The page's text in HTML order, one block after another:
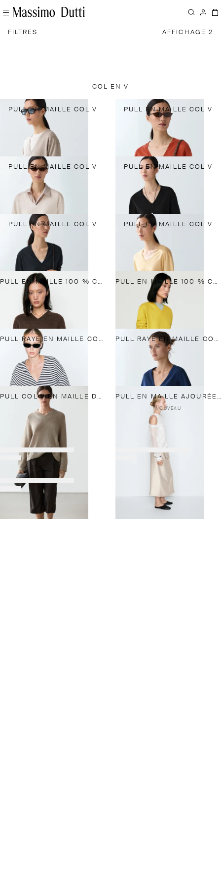
FILTRES AFFICHAGE 2
COL EN V
PULL EN MAILLE COL V PULL EN MAILLE COL V
PULL EN MAILLE COL V PULL EN MAILLE COL V
PULL EN MAILLE COL V PULL EN MAILLE COL V
PULL EN MAILLE 100 % CACHEMIRE PULL EN MAILLE 100 % CACHEMIRE
PULL RAYÉ EN MAILLE COL V PULL RAYÉ EN MAILLE COL V
PULL COL V EN MAILLE DE COTON MÉLANGÉ PULL EN MAILLE AJOURÉE À COL EN V - STUDIO
NOUVEAU